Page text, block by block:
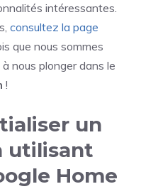
intéressantes.
consultez la page
que nous sommes
nous plonger dans le
!
un
utilisant
Home